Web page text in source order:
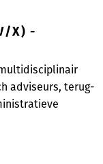
X) -
adviseurs, terug-